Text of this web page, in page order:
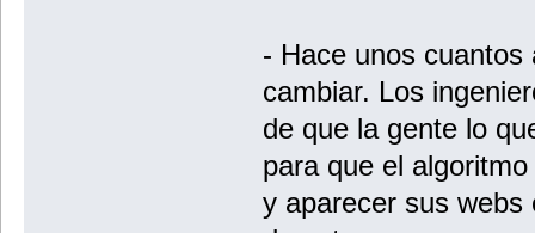
- Hace unos
cambiar. Los
de que la gente lo
para que el
y aparecer sus webs